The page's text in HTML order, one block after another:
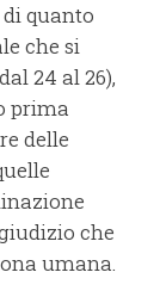
quanto
che si
24 al 26),
prima
delle
che
umana.